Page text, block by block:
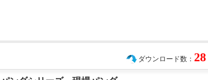
ダウンロード数： 28